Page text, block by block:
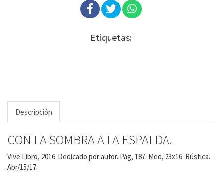
Etiquetas:
Descripción
CON LA SOMBRA A LA ESPALDA.
Vive Libro, 2016. Dedicado por autor. Pág, 187. Med, 23x16. Rústica.
Abr/15/17.